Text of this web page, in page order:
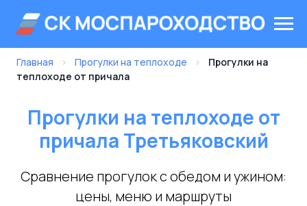
Главная › Прогулки на теплоходе ›
Прогулки на
теплоходе от причала
Прогулки на теплоходе от
причала Третьяковский
Сравнение прогулок с обедом и ужином:
цены, меню и маршруты